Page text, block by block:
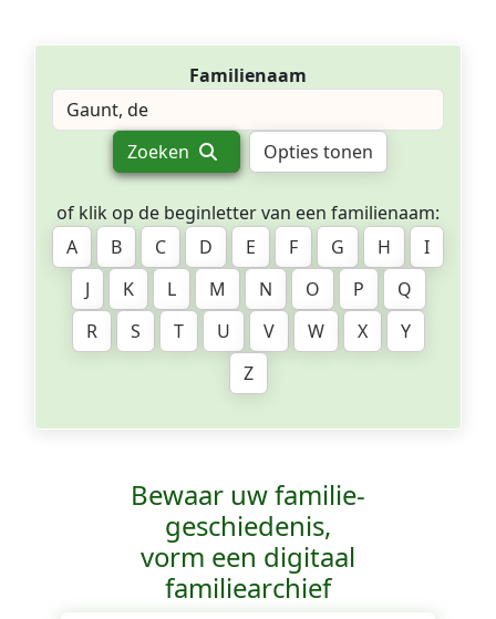
Familienaam
Zoeken Opties tonen
of klik op de beginletter van een familienaam:
A
B C D E F G H
I
J
K L M N O P
Q
R
S T U V W X
Y
Z
Bewaar uw familie­
geschiedenis,
vorm een digitaal
familiearchief